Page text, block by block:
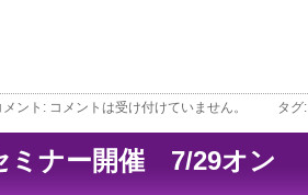
メント: コメントは受け付けていません。 タグ:
ミナー開催 7/29オン